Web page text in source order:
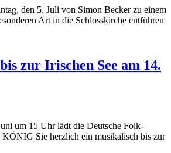
den 5. Juli von Simon Becker zu einem
Art in die Schlosskirche entführen
zur Irischen See am 14.
um 15 Uhr lädt die Deutsche Folk-
Sie herzlich ein musikalisch bis zur